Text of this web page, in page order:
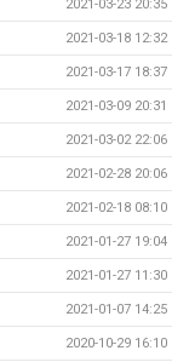
2021-03-23 20:35
2021-03-18 12:32
2021-03-17 18:37
2021-03-09 20:31
2021-03-02 22:06
2021-02-28 20:06
2021-02-18 08:10
2021-01-27 19:04
2021-01-27 11:30
2021-01-07 14:25
2020-10-29 16:10